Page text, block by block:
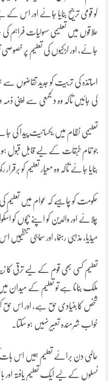
کو قومی ترجیح بنایا جائے اور اس
علاقوں میں تعلیمی سہولیات فراہم کی
جائے، اور لڑکیوں کی تعلیم پر
اساتذہ کی تربیت کو جدید تقاضوں سے
کی جائیں تاکہ وہ دلجمعی سے اپنی ذمہ
تعلیمی نظام میں یکسانیت پیدا کی
جو تمام طبقات کے لیے قابل قبول ہو۔
بنایا جائے تاکہ وہ معیار تعلیم کو برقرار
حکومت کو چاہیے کہ عوام میں تعلیم
چلائے اور والدین کو اپنے بچوں
میڈیا، مذہبی رہنما، اور سماجی
تعلیم کسی بھی قوم کے لیے ترقی کا
ملک بنانا ہے تو تعلیم کے میدان
شخص کا بنیادی حق ہے، اور اس حق کو
خواب شرمندہ تعبیر نہیں ہو سکتا۔
عالمی دن برائے تعلیم ہمیں اس بات
نسلوں کے لیے ایک تعلیم یافتہ اور